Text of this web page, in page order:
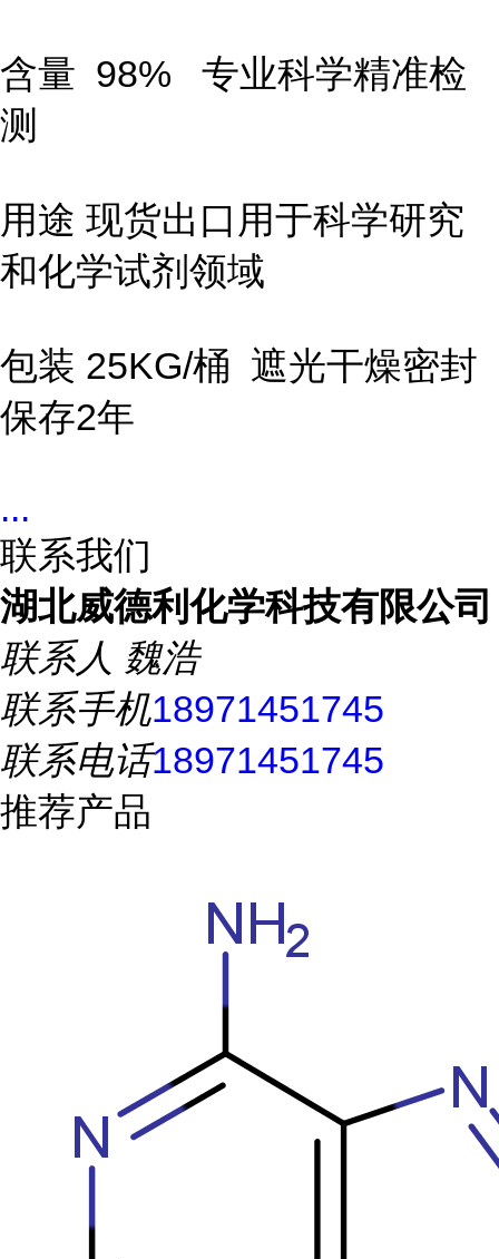
含量 98% 专业科学精准检
测
用途 现货出口用于科学研究
和化学试剂领域
包装 25KG/桶 遮光干燥密封
保存2年
...
联系我们
湖北威德利化学科技有限公司
联系人 魏浩
联系手机18971451745
联系电话18971451745
推荐产品